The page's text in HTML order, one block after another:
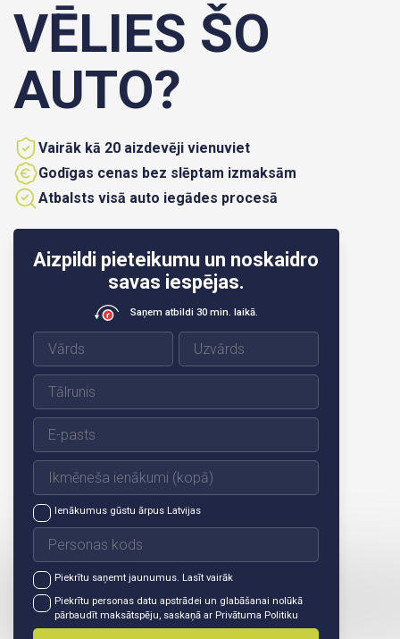
Aizpildi pieteikumu un noskaidro
savas iespējas.
Saņem atbildi 30 min. laikā.
Ienākumus gūstu ārpus Latvijas
Piekrītu saņemt jaunumus. Lasīt vairāk
Piekrītu personas datu apstrādei un glabāšanai nolūkā
pārbaudīt maksātspēju, saskaņā ar Privātuma Politiku
VĒLIES ŠO
AUTO?
Vairāk kā 20 aizdevēji vienuviet
Godīgas cenas bez slēptam izmaksām
Atbalsts visā auto iegādes procesā